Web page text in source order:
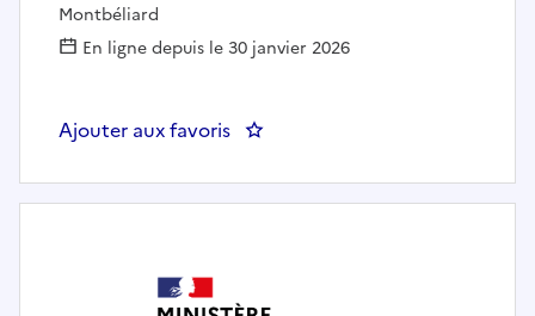
Montbéliard
En ligne depuis le 30 janvier 2026
Ajouter aux favoris : Enseignant contractuel